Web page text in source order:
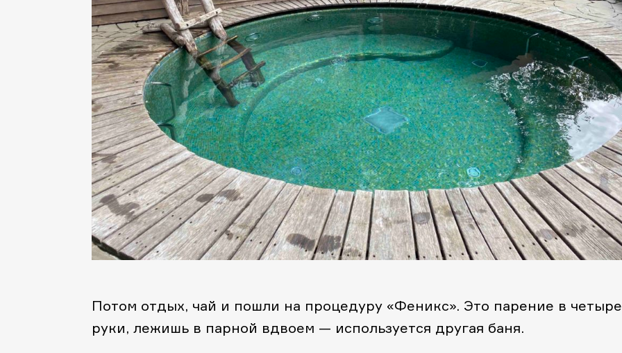
Потом отдых, чай и пошли на процедуру «Феникс». Это парение в четыре
руки, лежишь в парной вдвоем — используется другая баня.